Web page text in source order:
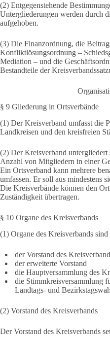
(2) Entgegenstehende
Untergliederungen werden durch
aufgehoben.
(3) Die Finanzordnung, die
Konfliktlösungsordnung –
Mediation – und die
Bestandteile der
§ 9 Gliederung in Ortsverbände
(1) Der Kreisverband umfasst die
Landkreisen und den kreisfreien
(2) Der Kreisverband untergliedert
Anzahl von Mitgliedern in einer
Ein Ortsverband kann mehrere
umfassen. Er soll aus mindestens
Die Kreisverbände können den
Zuständigkeit übertragen.
§ 10 Organe des Kreisverbands
(1) Organe des Kreisverbands sind
der Vorstand des
der erweiterte Vorstand
die Hauptversammlung des
die Stimmkreisversammlung
Landtags- und
(2) Vorstand des Kreisverbands
Der Vorstand des Kreisverbands